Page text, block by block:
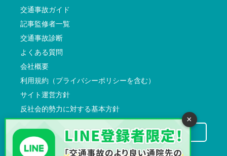
交通事故ガイド
記事監修者一覧
交通事故診断
よくある質問
会社概要
利用規約（プライバシーポリシーを含む）
サイト運営方針
反社会的勢力に対する基本方針
交通事故病院サーチに掲載希望の先生方へ
×